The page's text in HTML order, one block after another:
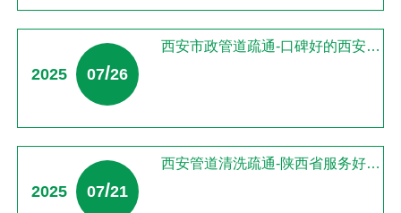
2025 07/26
西安市政管道疏通-口碑好的西安管道疏通提供
2025 07/21
西安管道清洗疏通-陕西省服务好的西安管道疏通公司推荐